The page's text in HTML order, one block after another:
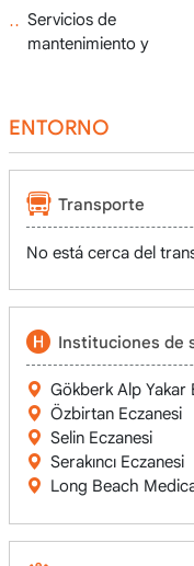
Servicios de
mantenimiento y
ENTORNO
Transporte
No está cerca del
Instituciones de
Gökberk Alp Yakar
Özbirtan Eczanesi
Selin Eczanesi
Serakıncı Eczanesi
Long Beach